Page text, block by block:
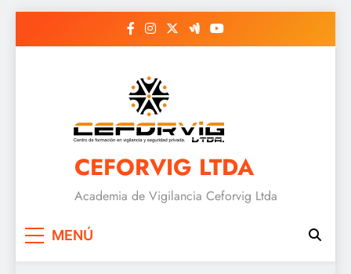
CEFORVIG LTDA
Academia de Vigilancia Ceforvig Ltda
MENÚ